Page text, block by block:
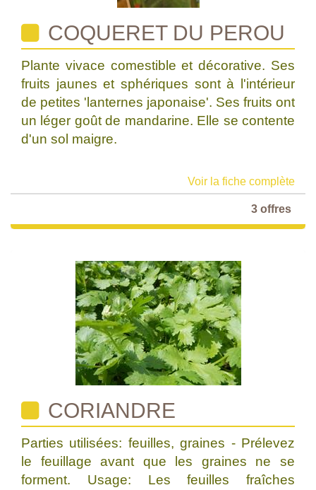
COQUERET DU PEROU
Plante vivace comestible et décorative. Ses
fruits jaunes et sphériques sont à l'intérieur
de petites 'lanternes japonaise'. Ses fruits ont
un léger goût de mandarine. Elle se contente
d'un sol maigre.
Voir la fiche complète
3 offres
CORIANDRE
Parties utilisées: feuilles, graines - Prélevez
le feuillage avant que les graines ne se
forment. Usage: Les feuilles fraîches